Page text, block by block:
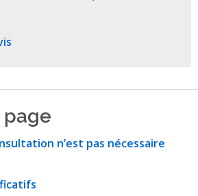
n’est pas nécessaire